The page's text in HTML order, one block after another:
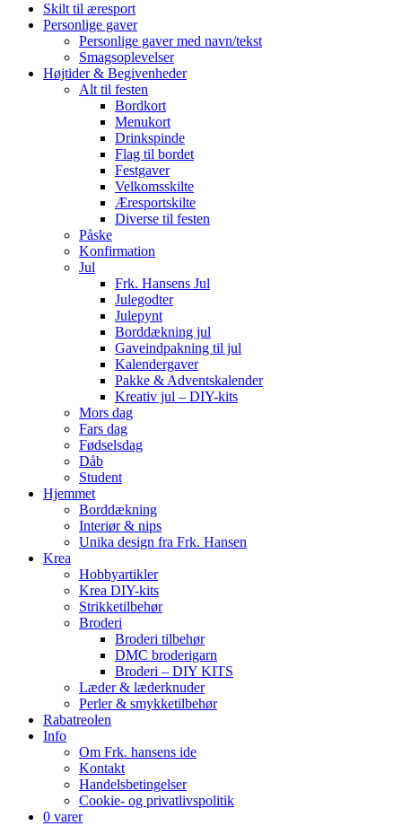
Skilt til æresport
Personlige gaver
Personlige gaver med navn/tekst
Smagsoplevelser
Højtider & Begivenheder
Alt til festen
Bordkort
Menukort
Drinkspinde
Flag til bordet
Festgaver
Velkomsskilte
Æresportskilte
Diverse til festen
Påske
Konfirmation
Jul
Frk. Hansens Jul
Julegodter
Julepynt
Borddækning jul
Gaveindpakning til jul
Kalendergaver
Pakke & Adventskalender
Kreativ jul – DIY-kits
Mors dag
Fars dag
Fødselsdag
Dåb
Student
Hjemmet
Borddækning
Interiør & nips
Unika design fra Frk. Hansen
Krea
Hobbyartikler
Krea DIY-kits
Strikketilbehør
Broderi
Broderi tilbehør
DMC broderigarn
Broderi – DIY KITS
Læder & læderknuder
Perler & smykketilbehør
Rabatreolen
Info
Om Frk. hansens ide
Kontakt
Handelsbetingelser
Cookie- og privatlivspolitik
0 varer